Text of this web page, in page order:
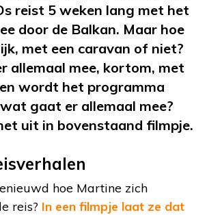
reist 5 weken lang met het
door de Balkan. Maar hoe
met een caravan of niet?
allemaal mee, kortom, met
wordt het programma
gaat er allemaal mee?
uit in bovenstaand filmpje.
hoe Martine zich
reis? In een filmpje laat ze dat